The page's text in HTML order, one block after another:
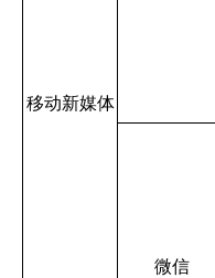
移动新媒体
微信